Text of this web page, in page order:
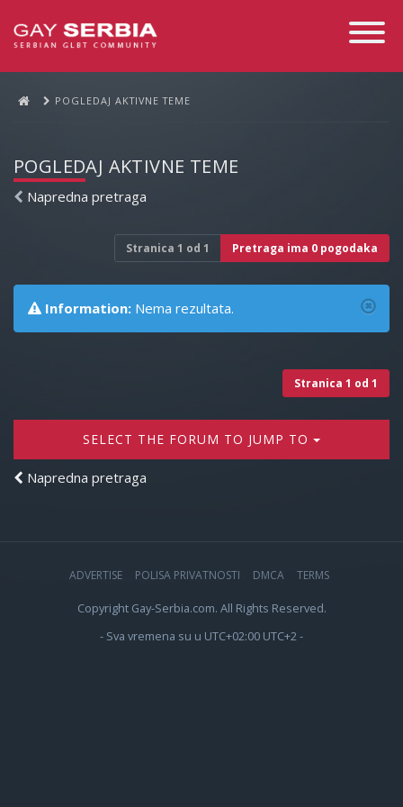
Toggle
POGLEDAJ AKTIVNE TEME
POGLEDAJ AKTIVNE TEME
Napredna pretraga
Stranica 1 od 1 Pretraga ima 0 pogodaka
Information: Nema rezultata.
Stranica 1 od 1
SELECT THE FORUM TO JUMP TO
Napredna pretraga
ADVERTISE POLISA PRIVATNOSTI DMCA TERMS
Copyright Gay-Serbia.com. All Rights Reserved.
- Sva vremena su u UTC+02:00 UTC+2 -